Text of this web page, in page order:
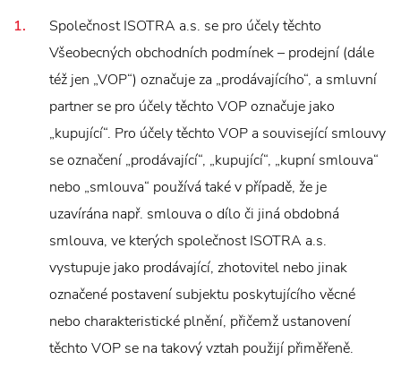
Společnost ISOTRA a.s. se pro účely těchto
Všeobecných obchodních podmínek – prodejní (dále
též jen „VOP“) označuje za „prodávajícího“, a smluvní
partner se pro účely těchto VOP označuje jako
„kupující“. Pro účely těchto VOP a související smlouvy
se označení „prodávající“, „kupující“, „kupní smlouva“
nebo „smlouva“ používá také v případě, že je
uzavírána např. smlouva o dílo či jiná obdobná
smlouva, ve kterých společnost ISOTRA a.s.
vystupuje jako prodávající, zhotovitel nebo jinak
označené postavení subjektu poskytujícího věcné
nebo charakteristické plnění, přičemž ustanovení
těchto VOP se na takový vztah použijí přiměřeně.